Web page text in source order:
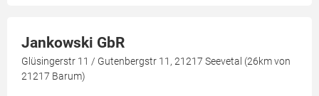
Jankowski GbR
Glüsingerstr 11 / Gutenbergstr 11, 21217 Seevetal (26km von
21217 Barum)